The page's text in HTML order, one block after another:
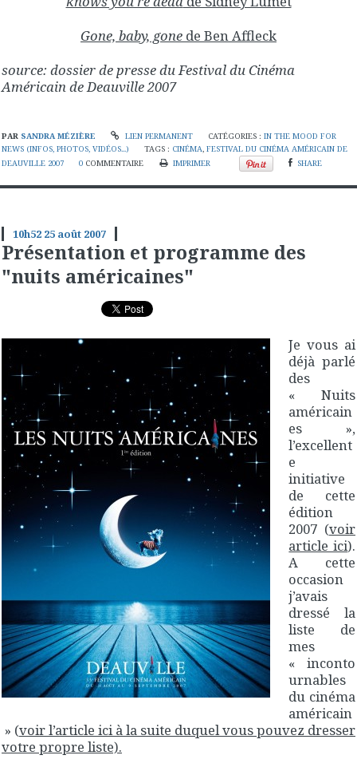
Gone, baby, gone de Ben Affleck
source: dossier de presse du Festival du Cinéma
Américain de Deauville 2007
PAR SANDRA MÉZIÈRE LIEN PERMANENT CATÉGORIES :IN THE MOOD FOR
NEWS (INFOS, PHOTOS, VIDÉOS...)
TAGS : CINÉMA ,FESTIVAL DU CINÉMA AMÉRICAIN DE
DEAUVILLE 2007
0 COMMENTAIRE IMPRIMER SHARE
10h52 25 août 2007
Présentation et programme des
"nuits américaines"
Je vous ai
déjà parlé
des
« Nuits
américain
es »,
l’excellent
e
initiative
de cette
édition
2007 (voir
article ici).
A cette
occasion
j’avais
dressé la
liste de
mes
« inconto
urnables
du cinéma
américain
» (voir l’article ici à la suite duquel vous pouvez dresser
votre propre liste).